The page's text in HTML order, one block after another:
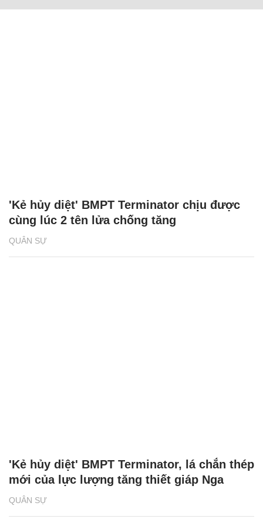
QUÂN SỰ
'Kẻ hủy diệt' BMPT Terminator chịu được
cùng lúc 2 tên lửa chống tăng
QUÂN SỰ
'Kẻ hủy diệt' BMPT Terminator, lá chắn thép
mới của lực lượng tăng thiết giáp Nga